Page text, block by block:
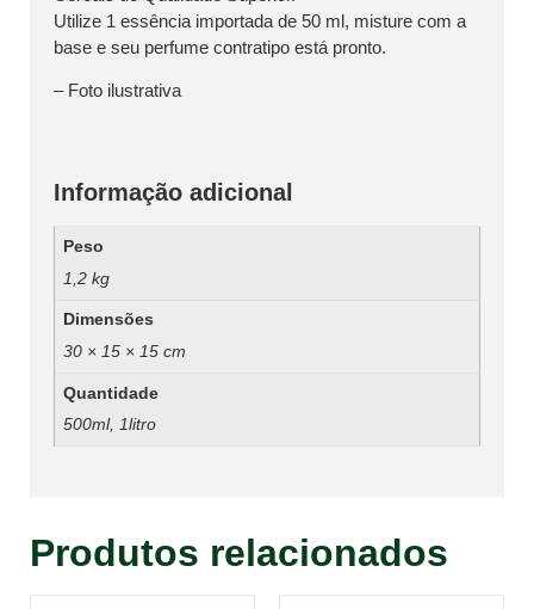
Utilize 1 essência importada de 50 ml, misture com a
base e seu perfume contratipo está pronto.
– Foto ilustrativa
Informação adicional
Peso
1,2 kg
Dimensões
30 × 15 × 15 cm
Quantidade
500ml, 1litro
Produtos relacionados